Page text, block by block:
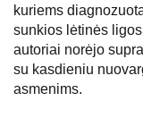
kuriems
sunkios lėtinės
autoriai norėjo
su kasdieniu
asmenims.